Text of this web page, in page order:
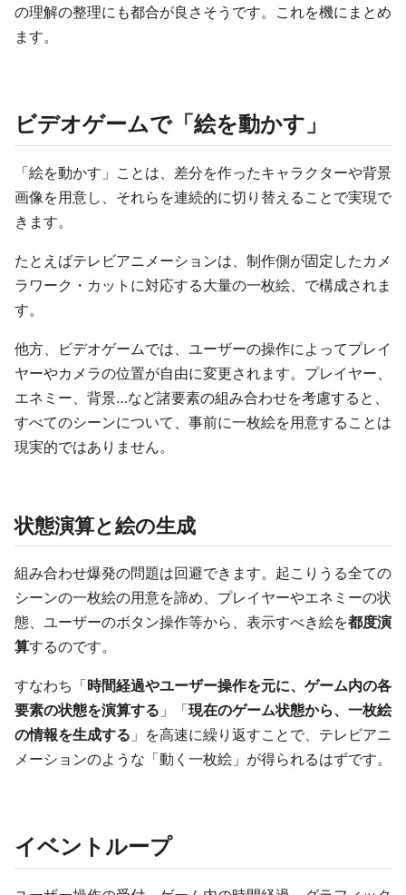
の理解の整理にも都合が良さそうです。これを機にまとめ
ます。
ビデオゲームで「絵を動かす」
「絵を動かす」ことは、差分を作ったキャラクターや背景
画像を用意し、それらを連続的に切り替えることで実現で
きます。
たとえばテレビアニメーションは、制作側が固定したカメ
ラワーク・カットに対応する大量の一枚絵、で構成されま
す。
他方、ビデオゲームでは、ユーザーの操作によってプレイ
ヤーやカメラの位置が自由に変更されます。プレイヤー、
エネミー、背景…など諸要素の組み合わせを考慮すると、
すべてのシーンについて、事前に一枚絵を用意することは
現実的ではありません。
状態演算と絵の生成
組み合わせ爆発の問題は回避できます。起こりうる全ての
シーンの一枚絵の用意を諦め、プレイヤーやエネミーの状
態、ユーザーのボタン操作等から、表示すべき絵を都度演
算するのです。
すなわち「時間経過やユーザー操作を元に、ゲーム内の各
要素の状態を演算する 」「現在のゲーム状態から、一枚絵
の情報を生成する 」を高速に繰り返すことで、テレビアニ
メーションのような「動く一枚絵」が得られるはずです。
イベントループ